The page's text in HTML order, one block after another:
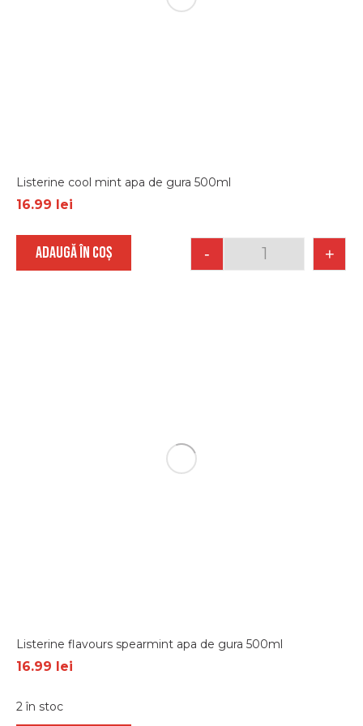
Listerine cool mint apa de gura 500ml
16.99 lei
- +
ADAUGĂ ÎN COȘ
Listerine flavours spearmint apa de gura 500ml
16.99 lei
2 în stoc